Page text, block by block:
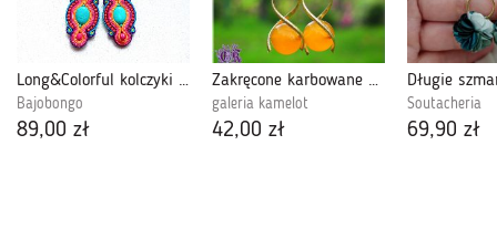
Long&Colorful kolczyki sutasz
Bajobongo
89,00 zł
Zakręcone karbowane 298
galeria kamelot
42,00 zł
Soutacheria
69,90 zł